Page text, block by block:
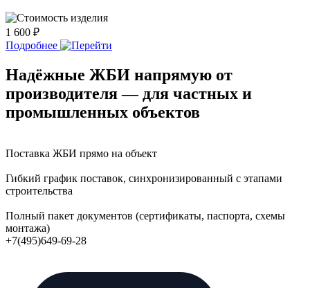
1 600 ₽
Подробнее
Надёжные ЖБИ напрямую от
производителя — для частных и
промышленных объектов
Поставка ЖБИ прямо на объект
Гибкий график поставок, синхронизированный с этапами
строительства
Полный пакет документов (сертификаты, паспорта, схемы
монтажа)
+7(495)649-69-28